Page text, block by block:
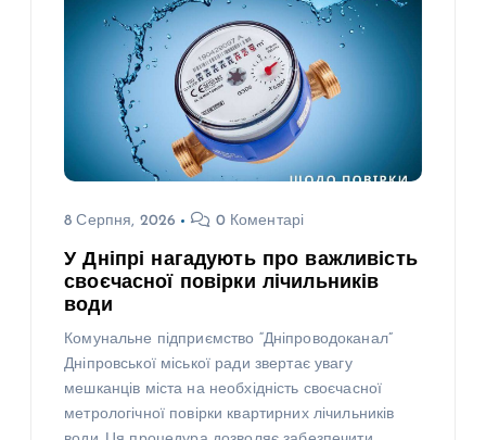
8 Серпня, 2026 0 Коментарі
У Дніпрі нагадують про важливість
своєчасної повірки лічильників
води
Комунальне підприємство “Дніпроводоканал”
Дніпровської міської ради звертає увагу
мешканців міста на необхідність своєчасної
метрологічної повірки квартирних лічильників